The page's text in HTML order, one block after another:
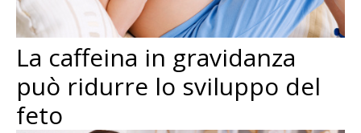
La caffeina in gravidanza
può ridurre lo sviluppo del
feto